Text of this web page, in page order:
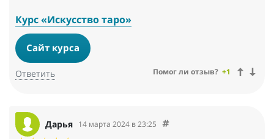
Курс «Искусство таро»
Сайт курса
Ответить Помог ли отзыв? +1
Дарья 14 марта 2024 в 23:25